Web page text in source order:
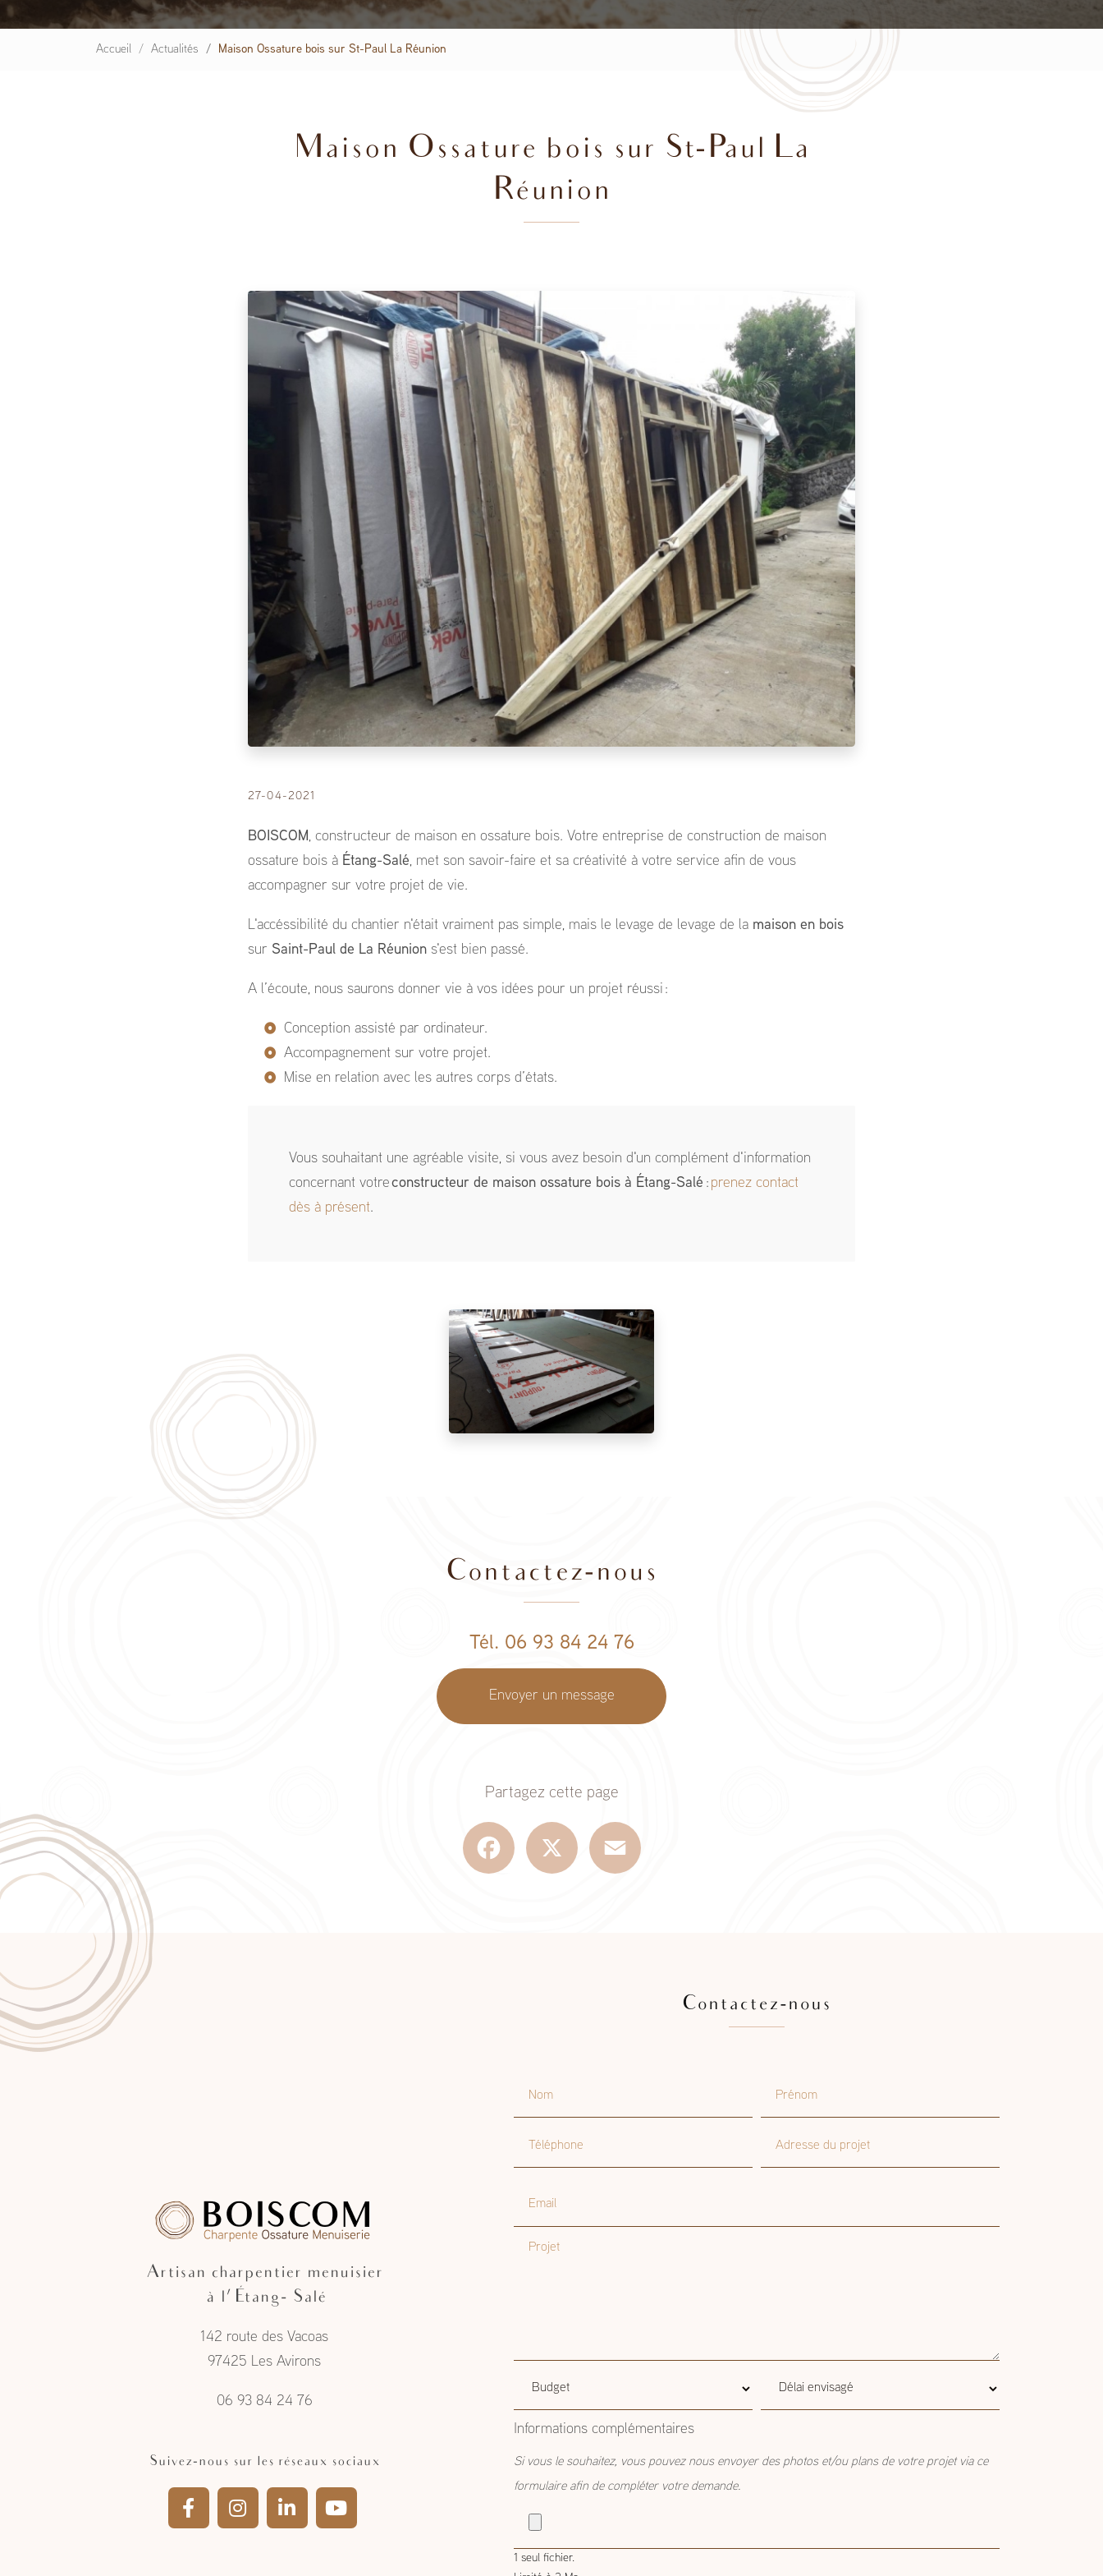
Accueil Actualités Maison Ossature bois sur St-Paul La Réunion
Maison Ossature bois sur St-Paul La
Réunion
27-04-2021
BOISCOM, constructeur de maison en ossature bois. Votre entreprise de construction de maison
ossature bois à Étang-Salé, met son savoir-faire et sa créativité à votre service afin de vous
accompagner sur votre projet de vie.
L'accéssibilité du chantier n'était vraiment pas simple, mais le levage de levage de la maison en bois
sur Saint-Paul de La Réunion s'est bien passé.
A l’écoute, nous saurons donner vie à vos idées pour un projet réussi :
Conception assisté par ordinateur.
Accompagnement sur votre projet.
Mise en relation avec les autres corps d’états.
Vous souhaitant une agréable visite, si vous avez besoin d'un complément d'information
concernant votreconstructeur de maison ossature bois à Étang-Salé : prenez contact
dès à présent.
Contactez-nous
Tél. 06 93 84 24 76
Envoyer un message
Partagez cette page
Facebook
Artisan charpentier menuisier
à l'Étang- Salé
142 route des Vacoas
97425 Les Avirons
06 93 84 24 76
Suivez-nous sur les réseaux sociaux
Contactez-nous
Nom Prénom
Email
Projet
Budget
estimatif
Budget estimatif
Délai
envisagé
Délai envisagé
Informations complémentaires
Si vous le souhaitez, vous pouvez nous envoyer des photos et/ou plans de votre projet via ce
formulaire afin de compléter votre demande.
1 seul fichier.